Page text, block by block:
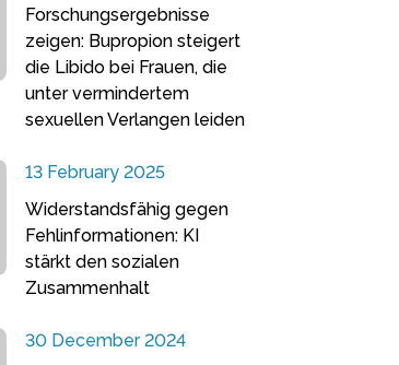
Forschungsergebnisse
zeigen: Bupropion steigert
die Libido bei Frauen, die
unter vermindertem
sexuellen Verlangen leiden
13 February 2025
Widerstandsfähig gegen
Fehlinformationen: KI
stärkt den sozialen
Zusammenhalt
30 December 2024